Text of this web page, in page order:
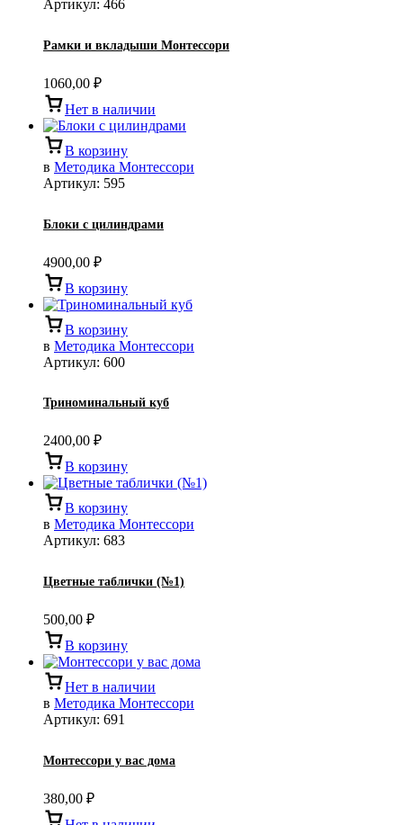
Артикул: 466
Рамки и вкладыши Монтессори
1060,00 ₽
Нет в наличии
В корзину
в Методика Монтессори
Артикул: 595
Блоки с цилиндрами
4900,00 ₽
В корзину
В корзину
в Методика Монтессори
Артикул: 600
Триноминальный куб
2400,00 ₽
В корзину
В корзину
в Методика Монтессори
Артикул: 683
Цветные таблички (№1)
500,00 ₽
В корзину
Нет в наличии
в Методика Монтессори
Артикул: 691
Монтессори у вас дома
380,00 ₽